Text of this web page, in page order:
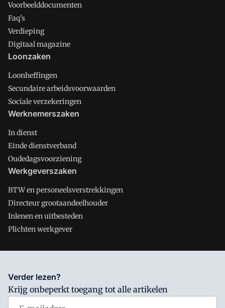
Voorbeelddocumenten
Faq's
Verdieping
Digitaal magazine
Loonzaken
Loonheffingen
Secundaire arbeidsvoorwaarden
Sociale verzekeringen
Werknemerszaken
In dienst
Einde dienstverband
Oudedagsvoorziening
Werkgeverszaken
BTW en personeelsverstrekkingen
Directeur grootaandeelhouder
Inlenen en uitbesteden
Plichten werkgever
Salarisnet is onderdeel van VMN media. Lees in
waar VMN media voor staat. Op gebruik van deze site zijn de
volgende regelingen van toepassing:Algemene Voorwaarden
Verder lezen?
Krijg onbeperkt toegang tot alle artikelen